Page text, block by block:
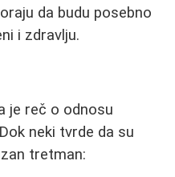
da budu posebno
i zdravlju.
je reč o odnosu
neki tvrde da su
tretman: